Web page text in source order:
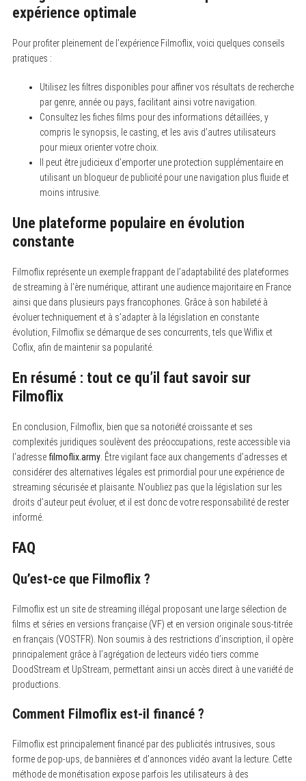
expérience optimale
Pour profiter pleinement de l’expérience Filmoflix, voici quelques conseils
pratiques :
Utilisez les filtres disponibles pour affiner vos résultats de recherche
par genre, année ou pays, facilitant ainsi votre navigation.
Consultez les fiches films pour des informations détaillées, y
compris le synopsis, le casting, et les avis d’autres utilisateurs
pour mieux orienter votre choix.
Il peut être judicieux d’emporter une protection supplémentaire en
utilisant un bloqueur de publicité pour une navigation plus fluide et
moins intrusive.
Une plateforme populaire en évolution
constante
Filmoflix représente un exemple frappant de l’adaptabilité des plateformes
de streaming à l’ère numérique, attirant une audience majoritaire en France
ainsi que dans plusieurs pays francophones. Grâce à son habileté à
évoluer techniquement et à s’adapter à la législation en constante
évolution, Filmoflix se démarque de ses concurrents, tels que Wiflix et
Coflix, afin de maintenir sa popularité.
En résumé : tout ce qu’il faut savoir sur
Filmoflix
En conclusion, Filmoflix, bien que sa notoriété croissante et ses
complexités juridiques soulèvent des préoccupations, reste accessible via
l’adresse filmoflix.army. Être vigilant face aux changements d’adresses et
considérer des alternatives légales est primordial pour une expérience de
streaming sécurisée et plaisante. N’oubliez pas que la législation sur les
droits d’auteur peut évoluer, et il est donc de votre responsabilité de rester
informé.
FAQ
Qu’est-ce que Filmoflix ?
Filmoflix est un site de streaming illégal proposant une large sélection de
films et séries en versions française (VF) et en version originale sous-titrée
en français (VOSTFR). Non soumis à des restrictions d’inscription, il opère
principalement grâce à l’agrégation de lecteurs vidéo tiers comme
DoodStream et UpStream, permettant ainsi un accès direct à une variété de
productions.
Comment Filmoflix est-il financé ?
Filmoflix est principalement financé par des publicités intrusives, sous
forme de pop-ups, de bannières et d’annonces vidéo avant la lecture. Cette
méthode de monétisation expose parfois les utilisateurs à des